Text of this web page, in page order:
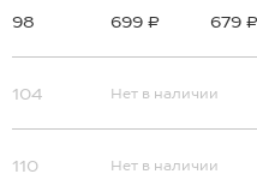
98 699 ₽ 679 ₽
104 Нет в наличии
110 Нет в наличии